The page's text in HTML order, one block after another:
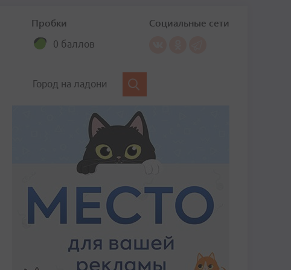
Пробки
0 баллов
Социальные сети
Город на ладони